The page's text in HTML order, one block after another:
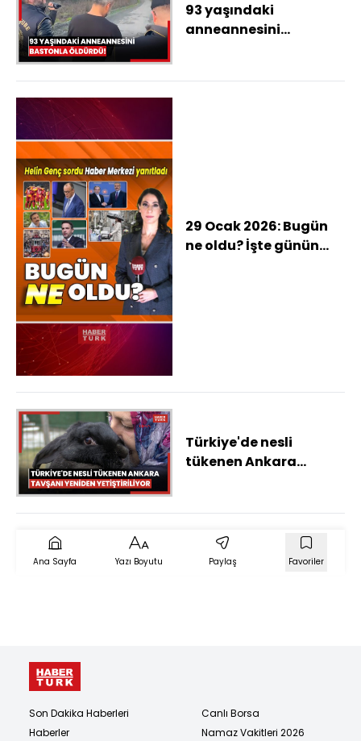
93 yaşındaki
anneannesini
29 Ocak 2026: Bugün
ne oldu? İşte günün
Türkiye'de nesli
tükenen Ankara
Ana Sayfa Yazı Boyutu Paylaş Favoriler
Son Dakika Haberleri
Haberler
Canlı Borsa
Namaz Vakitleri 2026